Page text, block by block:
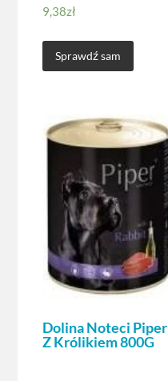
9,38zł
Sprawdź sam
Dolina Noteci Piper
Z Królikiem 800G